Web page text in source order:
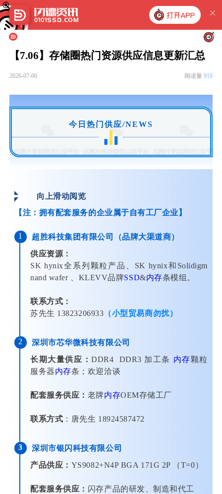
【7.06】存储圈热门资源供应信息更新汇总
2026-07-06 阅读量 918
今日热门供应/NEWS
向上滑动阅览
【注：拥有配套服务的企业属于自有工厂企业】
1 超胜科技集团有限公司（品牌大渠道商）
供应资源：
SK hynix全系列颗粒产品、SK hynix和Solidigm
nand wafer 、KLEVV品牌SSD&内存条模组。
联系方式：
苏先生 13823206933 （小型贸易商勿扰）
2 深圳市芯华微科技有限公司
长期大量供应：DDR4 DDR3 加工条 内存颗粒
服务器内存条；欢迎洽谈
配套服务供应： 老牌内存OEM存储工厂
联系方式 ：唐先生 18924587472
3 深圳市银闪科技有限公司
产品供应： YS9082+N4P BGA 171G 2P （T=0）
配套服务供应： 闪存产品的研发、制造和代工